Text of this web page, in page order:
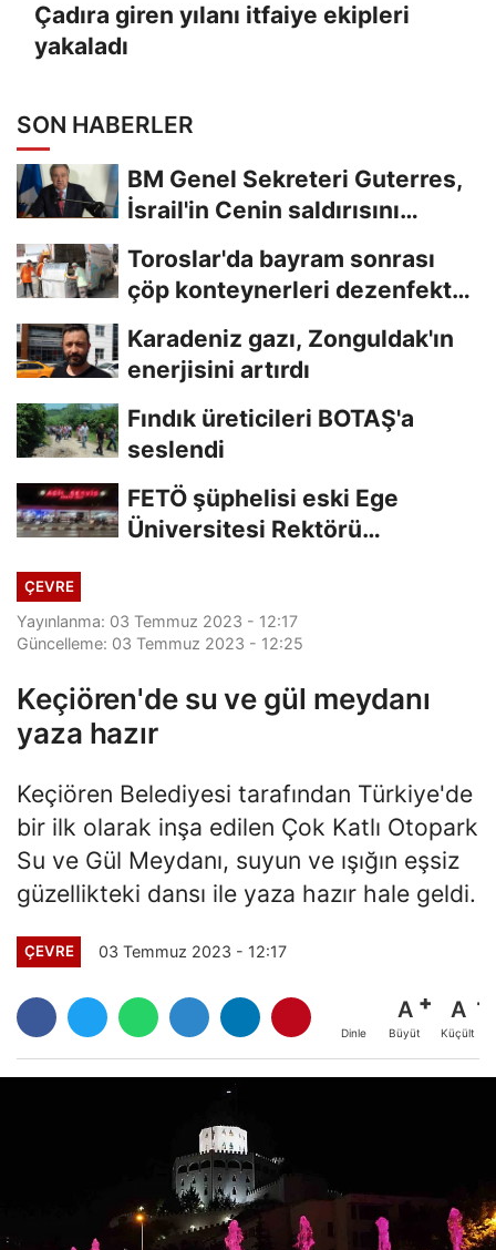
Çadıra giren yılanı itfaiye ekipleri
yakaladı
SON HABERLER
BM Genel Sekreteri Guterres,
İsrail'in Cenin saldırısını
Toroslar'da bayram sonrası
çöp konteynerleri dezenfekte
Karadeniz gazı, Zonguldak'ın
enerjisini artırdı
Fındık üreticileri BOTAŞ'a
seslendi
FETÖ şüphelisi eski Ege
Üniversitesi Rektörü
ÇEVRE
Yayınlanma: 03 Temmuz 2023 - 12:17
Güncelleme: 03 Temmuz 2023 - 12:25
Keçiören'de su ve gül meydanı
yaza hazır
Keçiören Belediyesi tarafından Türkiye'de
bir ilk olarak inşa edilen Çok Katlı Otopark
Su ve Gül Meydanı, suyun ve ışığın eşsiz
güzellikteki dansı ile yaza hazır hale geldi.
ÇEVRE 03 Temmuz 2023 - 12:17
Dinle
A
Büyüt
A
Küçült